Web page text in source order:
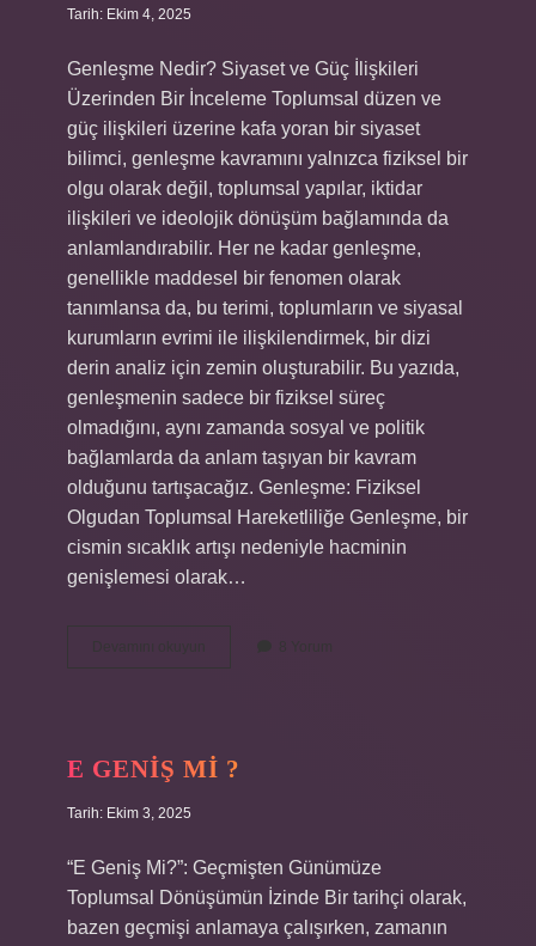
Tarih: Ekim 4, 2025
Genleşme Nedir? Siyaset ve Güç İlişkileri
Üzerinden Bir İnceleme Toplumsal düzen ve
güç ilişkileri üzerine kafa yoran bir siyaset
bilimci, genleşme kavramını yalnızca fiziksel bir
olgu olarak değil, toplumsal yapılar, iktidar
ilişkileri ve ideolojik dönüşüm bağlamında da
anlamlandırabilir. Her ne kadar genleşme,
genellikle maddesel bir fenomen olarak
tanımlansa da, bu terimi, toplumların ve siyasal
kurumların evrimi ile ilişkilendirmek, bir dizi
derin analiz için zemin oluşturabilir. Bu yazıda,
genleşmenin sadece bir fiziksel süreç
olmadığını, aynı zamanda sosyal ve politik
bağlamlarda da anlam taşıyan bir kavram
olduğunu tartışacağız. Genleşme: Fiziksel
Olgudan Toplumsal Hareketliliğe Genleşme, bir
cismin sıcaklık artışı nedeniyle hacminin
genişlemesi olarak…
E GENIŞ MI ?
Tarih: Ekim 3, 2025
“E Geniş Mi?”: Geçmişten Günümüze
Toplumsal Dönüşümün İzinde Bir tarihçi olarak,
bazen geçmişi anlamaya çalışırken, zamanın